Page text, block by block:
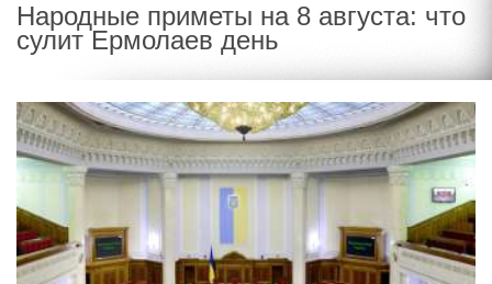
Народные приметы на 8 августа: что
сулит Ермолаев день